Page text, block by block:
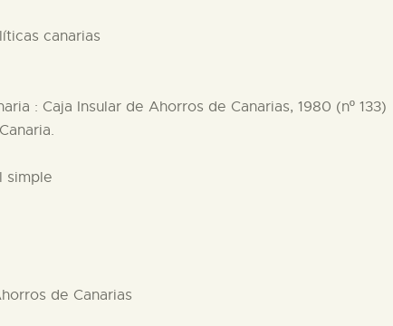
canarias
: Caja Insular de Ahorros de Canarias, 1980 (nº 133)
simple
de Canarias